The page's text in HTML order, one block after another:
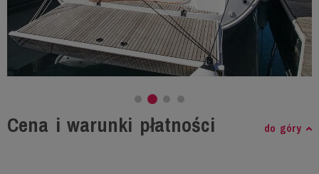
Cena i warunki płatności do góry